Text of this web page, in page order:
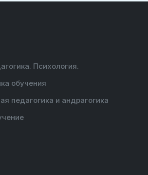
Психология.
обучения
педагогика и андрагогика